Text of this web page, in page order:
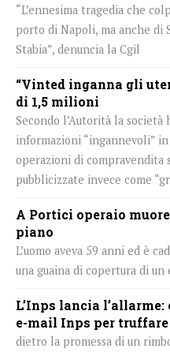
“L’ennesima tragedia che
porto di Napoli, ma anche di
Stabia”, denuncia la Cgil
“Vinted inganna gli
di 1,5 milioni
Secondo l’Autorità la società
informazioni “ingannevoli”
operazioni di compravendita
pubblicizzate invece come
A Portici operaio
piano
L’uomo aveva 59 anni ed è
una guaina di copertura di un
L’Inps lancia
e-mail Inps per
dietro la promessa di un